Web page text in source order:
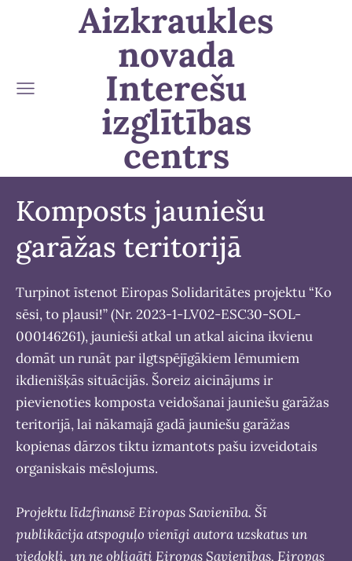
Aizkraukles
novada
Interešu
izglītības
centrs
Komposts jauniešu
garāžas teritorijā
Turpinot īstenot Eiropas Solidaritātes projektu “Ko
sēsi, to pļausi!” (Nr. 2023-1-LV02-ESC30-SOL-
000146261), jaunieši atkal un atkal aicina ikvienu
domāt un runāt par ilgtspējīgākiem lēmumiem
ikdienišķās situācijās. Šoreiz aicinājums ir
pievienoties komposta veidošanai jauniešu garāžas
teritorijā, lai nākamajā gadā jauniešu garāžas
kopienas dārzos tiktu izmantots pašu izveidotais
organiskais mēslojums.
Projektu līdzfinansē Eiropas Savienība. Šī
publikācija atspoguļo vienīgi autora uzskatus un
viedokli, un ne obligāti Eiropas Savienības, Eiropas